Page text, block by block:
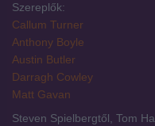
Szereplők:
Callum Turner
Anthony Boyle
Austin Butler
Darragh Cowley
Matt Gavan
Steven Spielbergtől, Tom